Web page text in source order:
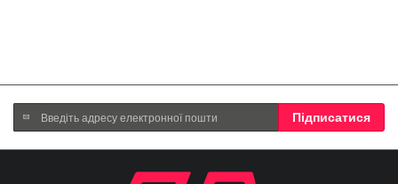
Підпишіться
на
нашу
Підписатися